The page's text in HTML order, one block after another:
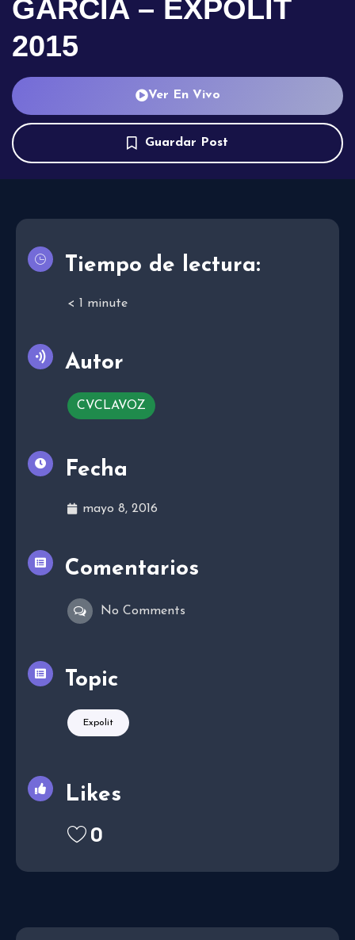
GARCÍA – EXPOLIT
2015
Ver En Vivo
Guardar Post
Tiempo de lectura:
< 1 minute
Autor
CVCLAVOZ
Fecha
mayo 8, 2016
Comentarios
No Comments
Topic
Expolit
Likes
0